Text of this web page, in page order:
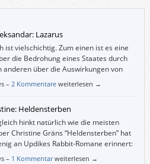
Lazarus
ist vielschichtig. Zum einen ist es eine
die Bedrohung eines Staates durch
anderen über die Auswirkungen von
auf die Bürger, weiters über den
das Osteuropa der Gegenwart.
Umständen zerbrechende Frau – und
erzählt.
– 2 Kommentare weiterlesen →
Heldensterben
hinkt natürlich wie die meisten
Christine Gräns “Heldensterben” hat
an Updikes Rabbit-Romane erinnert:
Charaktere, deren Wandlungen
– 1 Kommentar weiterlesen →